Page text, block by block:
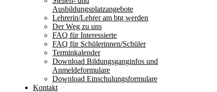
Ausbildungsplatzangebote
Lehrerin/Lehrer am btg werden
Der Weg zu uns
FAQ für Interessierte
FAQ für Schülerinnen/Schüler
Terminkalender
Download Bildungsganginfos und
Anmeldeformulare
Download Einschulungsformulare
Kontakt